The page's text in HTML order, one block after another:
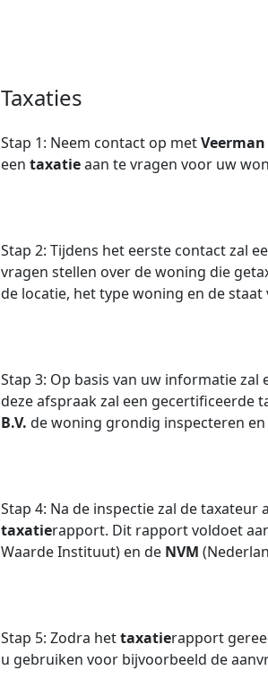
Taxaties
Stap 1: Neem contact op metVeerman
een taxatieaan te vragen voor uw
Stap 2: Tijdens het eerste contact zal
vragen stellen over de woning die
de locatie, het type woning en de
Stap 3: Op basis van uw informatie zal
deze afspraak zal een gecertificeerde
B.V. de woning grondig inspecteren
Stap 4: Na de inspectie zal de
taxatierapport. Dit rapport voldoet
Waarde Instituut) en de NVM
Stap 5: Zodra hettaxatierapport
u gebruiken voor bijvoorbeeld de